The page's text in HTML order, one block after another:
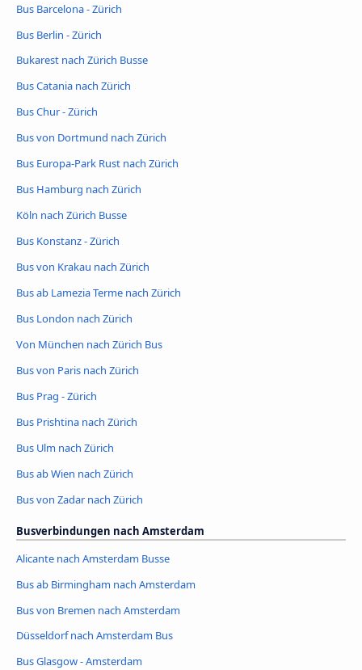
Bus Barcelona - Zürich
Bus Berlin - Zürich
Bukarest nach Zürich Busse
Bus Catania nach Zürich
Bus Chur - Zürich
Bus von Dortmund nach Zürich
Bus Europa-Park Rust nach Zürich
Bus Hamburg nach Zürich
Köln nach Zürich Busse
Bus Konstanz - Zürich
Bus von Krakau nach Zürich
Bus ab Lamezia Terme nach Zürich
Bus London nach Zürich
Von München nach Zürich Bus
Bus von Paris nach Zürich
Bus Prag - Zürich
Bus Prishtina nach Zürich
Bus Ulm nach Zürich
Bus ab Wien nach Zürich
Bus von Zadar nach Zürich
Busverbindungen nach Amsterdam
Alicante nach Amsterdam Busse
Bus ab Birmingham nach Amsterdam
Bus von Bremen nach Amsterdam
Düsseldorf nach Amsterdam Bus
Bus Glasgow - Amsterdam